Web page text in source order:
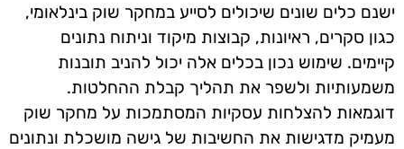
ישנם כלים שונים שיכולים לסייע במחקר שוק בינלאומי,
כגון סקרים, ראיונות, קבוצות מיקוד וניתוח נתונים
קיימים. שימוש נכון בכלים אלה יכול להניב תובנות
משמעותיות ולשפר את תהליך קבלת ההחלטות.
דוגמאות להצלחות עסקיות המסתמכות על מחקר שוק
מעמיק מדגישות את החשיבות של גישה מושכלת ונתונים